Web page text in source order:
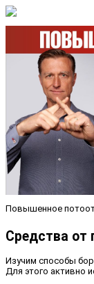
Повышенное
Средства от
Изучим способы
Для этого активно